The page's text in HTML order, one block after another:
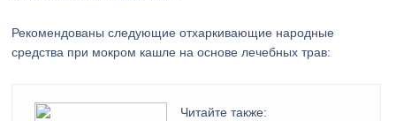
Рекомендованы следующие отхаркивающие народные
средства при мокром кашле на основе лечебных трав:
Читайте также: